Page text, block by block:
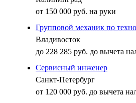
от 150 000 руб. на руки
Групповой механик по
Владивосток
до 228 285 руб. до вычета
Сервисный инженер
Санкт-Петербург
от 120 000 руб. до вычета